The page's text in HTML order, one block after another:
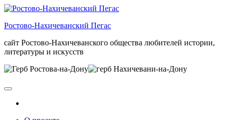
Skip
the
Ростово-Нахичеванский Пегас
сайт Ростово-Нахичеванского общества любителей истории,
литературы и искусств